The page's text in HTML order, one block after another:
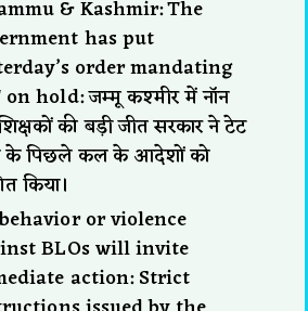
& Kashmir: The
has put
order mandating
on hold: जम्मू कश्मीर में नॉन
की बड़ी जीत सरकार ने टेट
के पिछले कल के आदेशों को
किया।
or violence
BLOs will invite
action: Strict